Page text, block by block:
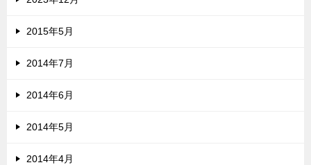
2015年5月
2014年7月
2014年6月
2014年5月
2014年4月